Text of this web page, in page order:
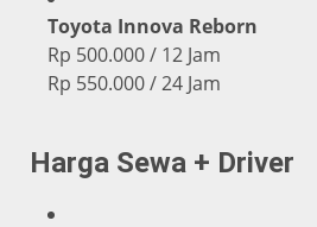
Toyota Innova Reborn
Rp 500.000 / 12 Jam
Rp 550.000 / 24 Jam
Harga Sewa + Driver